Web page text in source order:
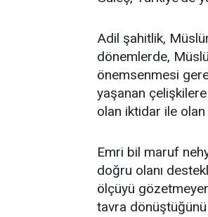
Adil şahitlik,
dönemlerde,
önemsenmesi
yaşanan
olan iktidar ile
Emri bil maruf
doğru olanı
ölçüyü
tavra